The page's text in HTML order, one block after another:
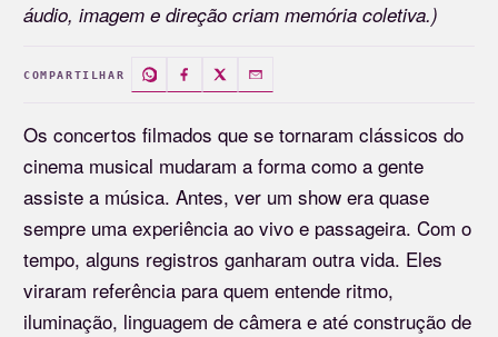
áudio, imagem e direção criam memória coletiva.)
COMPARTILHAR
Os concertos filmados que se tornaram clássicos do
cinema musical mudaram a forma como a gente
assiste a música. Antes, ver um show era quase
sempre uma experiência ao vivo e passageira. Com o
tempo, alguns registros ganharam outra vida. Eles
viraram referência para quem entende ritmo,
iluminação, linguagem de câmera e até construção de